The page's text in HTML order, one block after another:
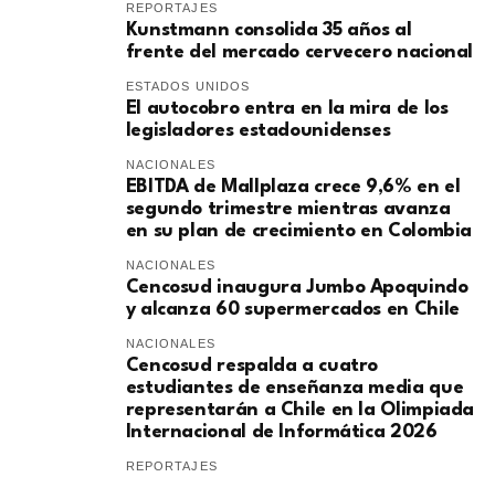
REPORTAJES
Kunstmann consolida 35 años al
frente del mercado cervecero nacional
ESTADOS UNIDOS
El autocobro entra en la mira de los
legisladores estadounidenses
NACIONALES
EBITDA de Mallplaza crece 9,6% en el
segundo trimestre mientras avanza
en su plan de crecimiento en Colombia
NACIONALES
Cencosud inaugura Jumbo Apoquindo
y alcanza 60 supermercados en Chile
NACIONALES
Cencosud respalda a cuatro
estudiantes de enseñanza media que
representarán a Chile en la Olimpiada
Internacional de Informática 2026
REPORTAJES